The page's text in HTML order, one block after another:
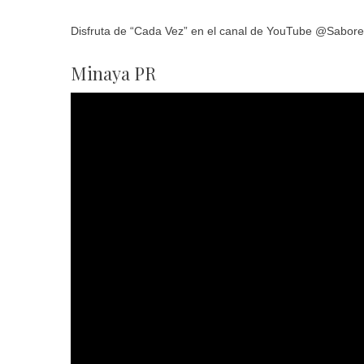
Disfruta de “Cada Vez” en el canal de YouTube
Minaya PR